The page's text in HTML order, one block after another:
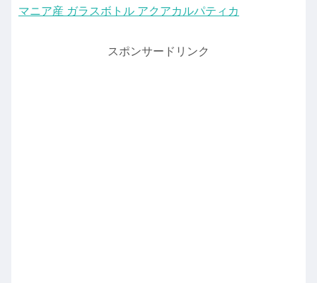
マニア産 ガラスボトル アクアカルパティカ
スポンサードリンク